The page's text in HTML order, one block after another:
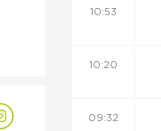
10:53
10:20
09:32